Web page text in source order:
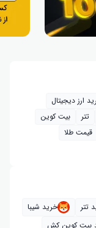
ارز دیجیتال
تتر
بیت کوین
قیمت طلا
تتر
خرید شیبا
بیت کوین کش